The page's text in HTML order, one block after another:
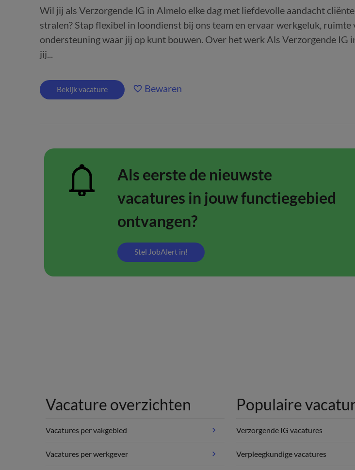
Wil jij als Verzorgende IG in Almelo elke dag met liefdevolle aandacht
stralen? Stap flexibel in loondienst bij ons team en ervaar werkgeluk, ruimte
ondersteuning waar jij op kunt bouwen. Over het werk Als Verzorgende IG
jij...
Bekijk vacature Bewaren
Als eerste de nieuwste
vacatures in jouw functiegebied
ontvangen?
Stel JobAlert in!
Vacature overzichten
Vacatures per vakgebied
Vacatures per werkgever
Populaire
Verzorgende IG vacatures
Verpleegkundige vacatures